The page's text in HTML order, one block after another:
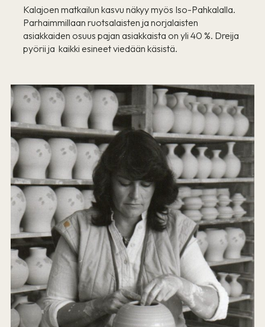
Kalajoen matkailun kasvu näkyy myös Iso-Pahkalalla.
Parhaimmillaan ruotsalaisten ja norjalaisten
asiakkaiden osuus pajan asiakkaista on yli 40 %. Dreija
pyörii ja kaikki esineet viedään käsistä.